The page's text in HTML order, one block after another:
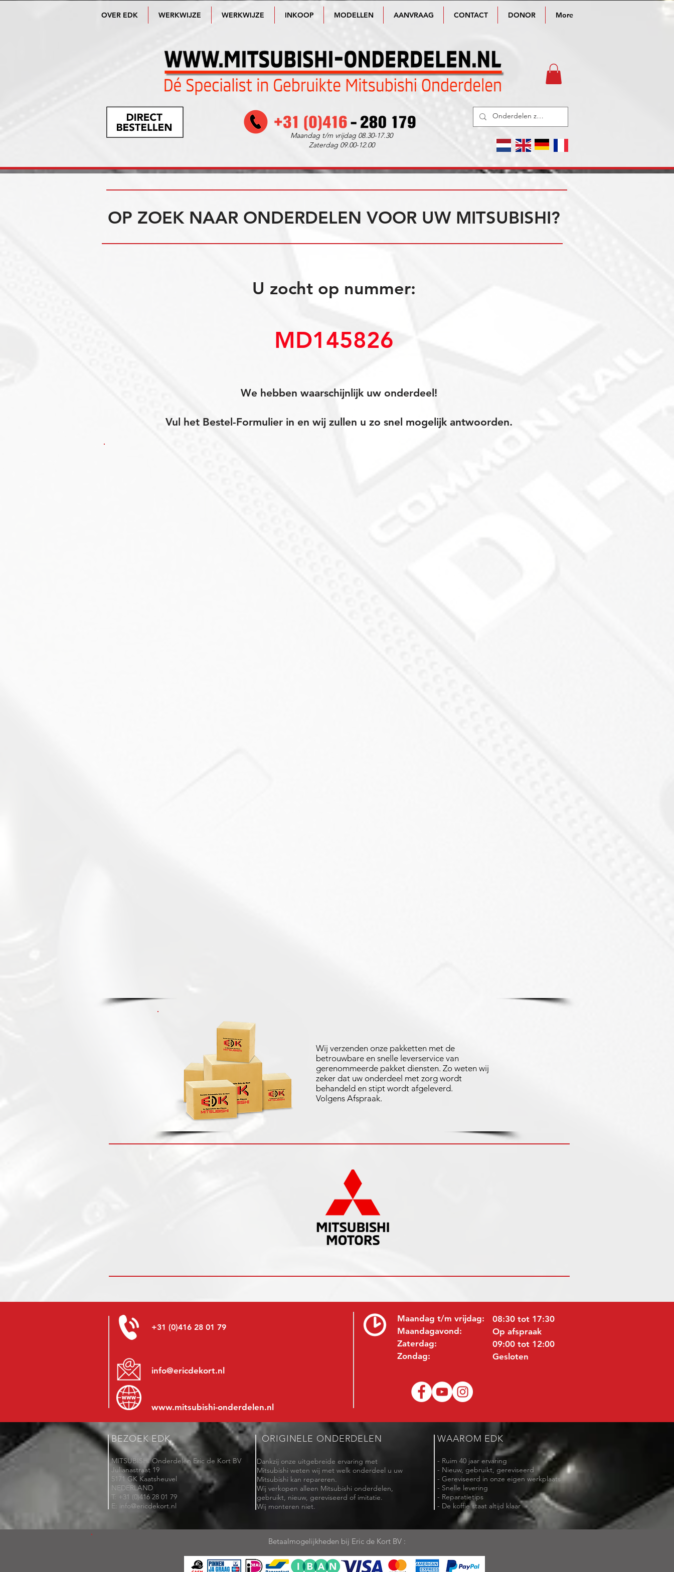
OVER EDK WERKWIJZE WERKWIJZE INKOOP MODELLEN AANVRAAG CONTACT DONOR More
Maandag t/m vrijdag 08.30-17.30
Zaterdag 09.00-12.00
OP ZOEK NAAR ONDERDELEN VOOR UW MITSUBISHI?
U zocht op nummer:
MD145826
We hebben waarschijnlijk uw onderdeel!
Vul het Bestel-Formulier in en wij zullen u zo snel mogelijk antwoorden.
Wij verzenden onze pakketten met de
betrouwbare en snelle leverservice van
gerenommeerde pakket diensten. Zo weten wij
zeker dat uw onderdeel met zorg wordt
behandeld en stipt wordt afgeleverd.
Volgens Afspraak.
+31 (0)416 28 01 79
info@ericdekort.nl
www.mitsubishi-onderdelen.nl
Maandag t/m vrijdag:
Maandagavond:
Zaterdag:
Zondag:
08:30 tot 17:30
Op afspraak
09:00 tot 12:00
Gesloten
BEZOEK EDK
MITSUBISHI Onderdelen Eric de Kort BV
Julianastraat 19
5171 GK Kaatsheuvel
NEDERLAND
T: +31 (0)416 28 01 79
E: info@ericdekort.nl
ORIGINELE ONDERDELEN
Dankzij onze uitgebreide ervaring met
Mitsubishi weten wij met welk onderdeel u uw
Mitsubishi kan repareren.
Wij verkopen alleen Mitsubishi onderdelen,
gebruikt, nieuw, gereviseerd of imitatie.
Wij monteren niet.
WAAROM EDK
- Ruim 40 jaar ervaring
- Nieuw, gebruikt, gereviseerd
- Gereviseerd in onze eigen werkplaats
- Snelle levering
- Reparatietips
- De koffie staat altijd klaar
Betaalmogelijkheden bij Eric de Kort BV :